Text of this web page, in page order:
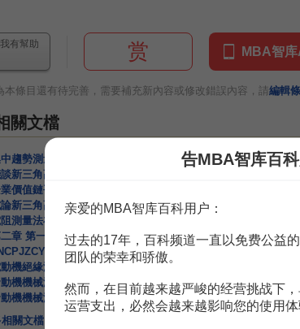
有幫助 赏 MBA智
本條目還有待完善，需要補充新內容或修改錯誤內容，請編輯
關文檔
趨勢測量法
新三角高程測量法
價值鏈平衡測量法及其應用
新三角高程測量法探析 4頁
測量法在電力拖動控制線路安裝中的應用
章 第一節 測量法.ppt 16頁
茶—種子和苗木測定—測量法
機絕緣測量
19頁
機機械測量及其診斷
8頁
機機械測量與診斷
7頁
關文檔
告MBA智库百
亲爱的MBA智库百科用户：
过去的17年，百科频道一直以免费公益
团队的荣幸和骄傲。
然而，在目前越来越严峻的经营挑战下
运营支出，必然会越来越影响您的使用